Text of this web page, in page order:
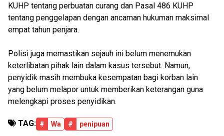
KUHP tentang perbuatan curang dan Pasal 486 KUHP
tentang penggelapan dengan ancaman hukuman maksimal
empat tahun penjara.
Polisi juga memastikan sejauh ini belum menemukan
keterlibatan pihak lain dalam kasus tersebut. Namun,
penyidik masih membuka kesempatan bagi korban lain
yang belum melapor untuk memberikan keterangan guna
melengkapi proses penyidikan.
TAG: # Wa # penipuan